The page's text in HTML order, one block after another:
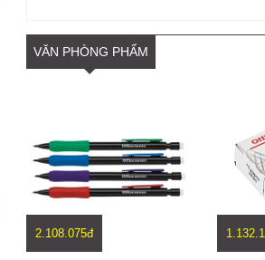
Printer HP-Z3389
Placerat dui sit amet sapien euismod
semper eros et imperdiet suscipit.
Phasellus nec malesuada est. Quisque dui
mi, tincidunt a ve
eget
VĂN PHÒNG PHẨM
2.108.075đ